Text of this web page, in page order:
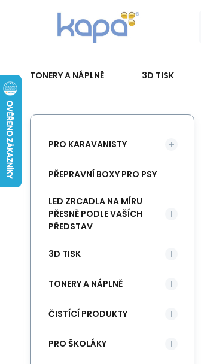
TONERY A NÁPLNĚ 3D TISK
PAPÍR-ETIKETY-BLOKY-OBÁLKY
PRO KARAVANISTY
PŘEPRAVNÍ BOXY PRO PSY
LED ZRCADLA NA MÍRU
PŘESNĚ PODLE VAŠÍCH
PŘEDSTAV
3D TISK
TONERY A NÁPLNĚ
ČISTÍCÍ PRODUKTY
PRO ŠKOLÁKY